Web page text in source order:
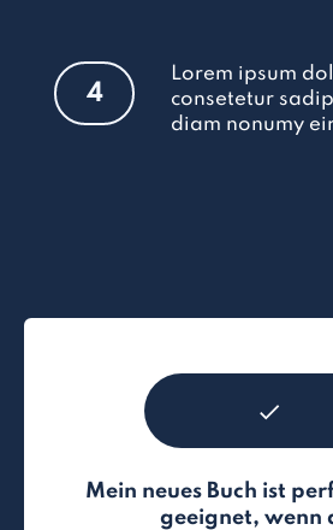
4
Lorem ipsum
consetetur
diam nonumy
Mein neues Buch ist
geeignet, wenn